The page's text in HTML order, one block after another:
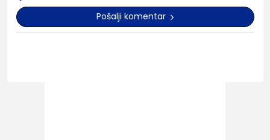
Pošalji komentar